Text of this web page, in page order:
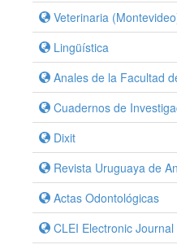
Veterinaria
Lingüística
Anales de la Facultad
Cuadernos de
Dixit
Revista Uruguaya de
Actas Odontológicas
CLEI Electronic Journal